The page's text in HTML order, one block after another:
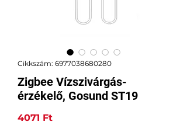
Cikkszám: 6977038680280
Zigbee Vízszivárgás-
érzékelő, Gosund ST19
4071 FtÁr